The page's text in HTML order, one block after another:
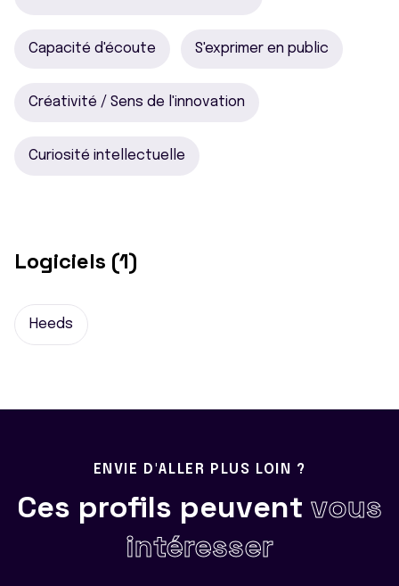
Capacité d'écoute S'exprimer en public
Créativité / Sens de l'innovation
Curiosité intellectuelle
Logiciels (1)
Heeds
ENVIE D'ALLER PLUS LOIN ?
Ces profils peuvent vous
intéresser